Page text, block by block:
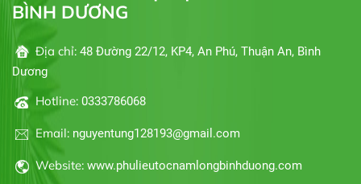
BÌNH DƯƠNG
Địa chỉ: 48 Đường 22/12, KP4, An Phú, Thuận An, Bình
Dương
Hotline: 0333786068
Email: nguyentung128193@gmail.com
Website: www.phulieutocnamlongbinhduong.com